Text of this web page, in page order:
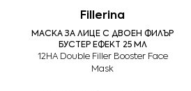
Fillerina
МАСКА ЗА ЛИЦЕ С ДВОЕН ФИЛЪР
БУСТЕР ЕФЕКТ 25 МЛ
12HA Double Filler Booster Face
Mask